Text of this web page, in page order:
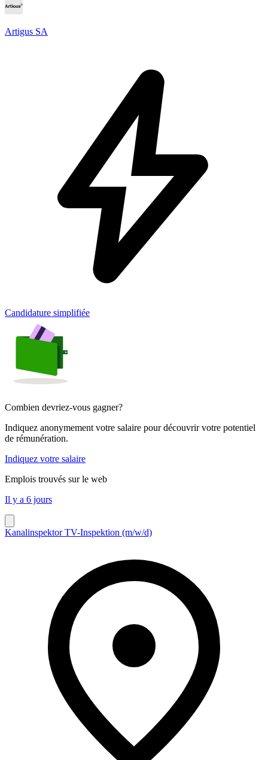
Artigus SA
Candidature simplifiée
Combien devriez-vous gagner?
Indiquez anonymement votre salaire pour découvrir votre potentiel
de rémunération.
Indiquez votre salaire
Emplois trouvés sur le web
Il y a 6 jours
Kanalinspektor TV-Inspektion (m/w/d)